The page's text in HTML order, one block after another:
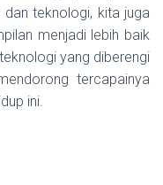
teknologi, kita juga
menjadi lebih baik
yang diberengi
tercapainya
ini.